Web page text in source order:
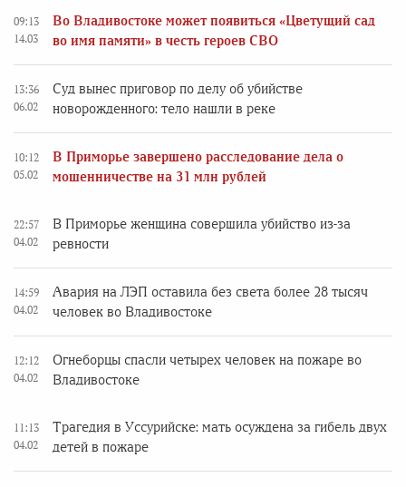
09:13
14.03
Во Владивостоке может появиться «Цветущий сад
во имя памяти» в честь героев СВО
13:36
06.02
Суд вынес приговор по делу об убийстве
новорожденного: тело нашли в реке
10:12
05.02
В Приморье завершено расследование дела о
мошенничестве на 31 млн рублей
22:57
04.02
В Приморье женщина совершила убийство из-за
ревности
14:59
04.02
Авария на ЛЭП оставила без света более 28 тысяч
человек во Владивостоке
12:12
04.02
Огнеборцы спасли четырех человек на пожаре во
Владивостоке
11:13
04.02
Трагедия в Уссурийске: мать осуждена за гибель двух
детей в пожаре